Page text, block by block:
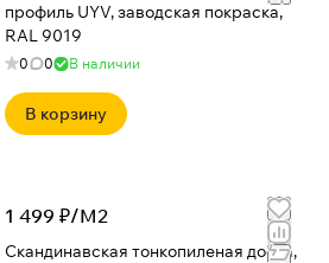
профиль UYV, заводская покраска,
RAL 9019
0 0 В наличии
В корзину
1 499 ₽/М2
Скандинавская тонкопиленая доска,